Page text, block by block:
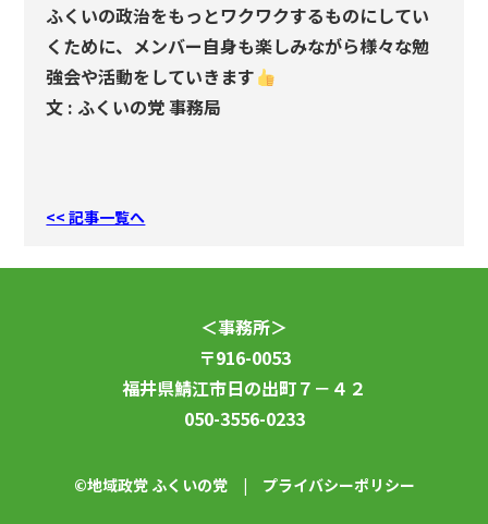
ふくいの政治をもっとワクワクするものにしてい
くために、メンバー自身も楽しみながら様々な勉
強会や活動をしていきます
文 : ふくいの党 事務局
<< 記事一覧へ
＜事務所＞
〒916-0053
福井県鯖江市日の出町７－４２
050-3556-0233
©地域政党 ふくいの党 | プライバシーポリシー